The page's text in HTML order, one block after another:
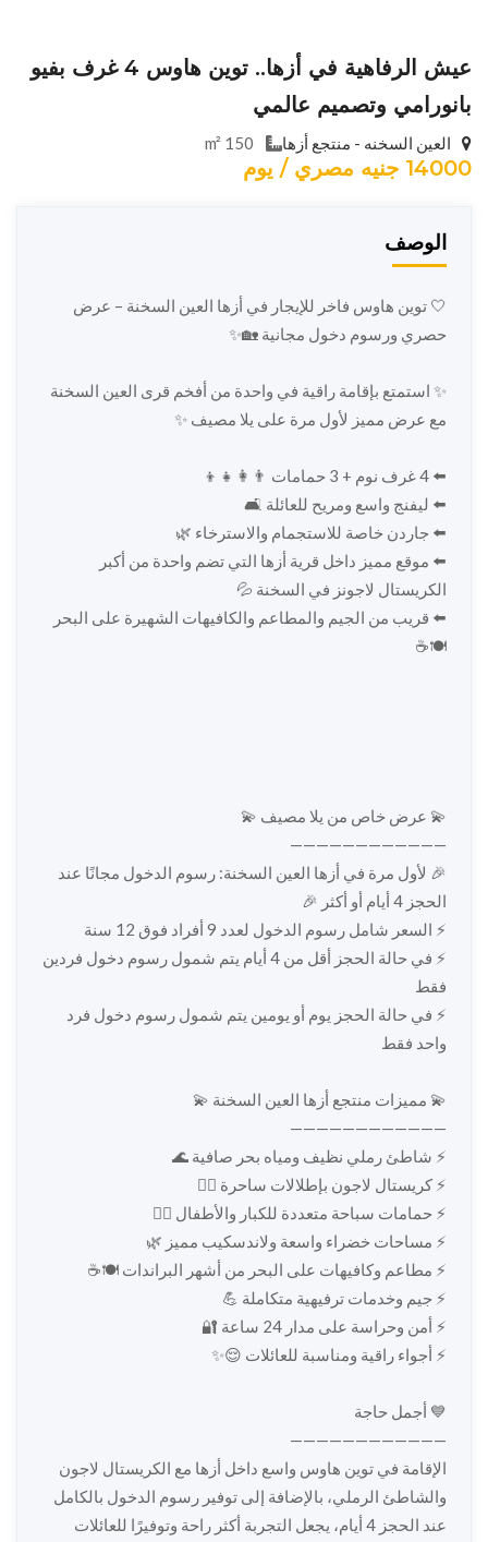
عيش الرفاهية في أزها.. توين هاوس 4 غرف بفيو
بانورامي وتصميم عالمي
العين السخنه - منتجع أزها
14000 جنيه مصري / يوم
الوصف
🤍 توين هاوس فاخر للإيجار في أزها العين السخنة – عرض
حصري ورسوم دخول مجانية 🏡✨
✨ استمتع بإقامة راقية في واحدة من أفخم قرى العين السخنة
مع عرض مميز لأول مرة على يلا مصيف ✨
⬅️ 4 غرف نوم + 3 حمامات 👨‍👩‍👧‍👦
⬅️ ليفنج واسع ومريح للعائلة 🛋️
⬅️ جاردن خاصة للاستجمام والاسترخاء 🌿
⬅️ موقع مميز داخل قرية أزها التي تضم واحدة من أكبر
الكريستال لاجونز في السخنة 💦
⬅️ قريب من الجيم والمطاعم والكافيهات الشهيرة على البحر
🍽️☕
💫 عرض خاص من يلا مصيف 💫
————————————
🎉 لأول مرة في أزها العين السخنة: رسوم الدخول مجانًا عند
الحجز 4 أيام أو أكثر 🎉
⚡️ السعر شامل رسوم الدخول لعدد 9 أفراد فوق 12 سنة
⚡️ في حالة الحجز أقل من 4 أيام يتم شمول رسوم دخول فردين
فقط
⚡️ في حالة الحجز يوم أو يومين يتم شمول رسوم دخول فرد
واحد فقط
💫 مميزات منتجع أزها العين السخنة 💫
————————————
⚡️ شاطئ رملي نظيف ومياه بحر صافية 🌊
⚡️ كريستال لاجون بإطلالات ساحرة 🏊‍♂️
⚡️ حمامات سباحة متعددة للكبار والأطفال 🏊‍♀️
⚡️ مساحات خضراء واسعة ولاندسكيب مميز 🌿
⚡️ مطاعم وكافيهات على البحر من أشهر البراندات 🍽️☕
⚡️ جيم وخدمات ترفيهية متكاملة 💪
⚡️ أمن وحراسة على مدار 24 ساعة 🔐
⚡️ أجواء راقية ومناسبة للعائلات 😌✨
💙 أجمل حاجة
————————————
الإقامة في توين هاوس واسع داخل أزها مع الكريستال لاجون
والشاطئ الرملي، بالإضافة إلى توفير رسوم الدخول بالكامل
عند الحجز 4 أيام، يجعل التجربة أكثر راحة وتوفيرًا للعائلات